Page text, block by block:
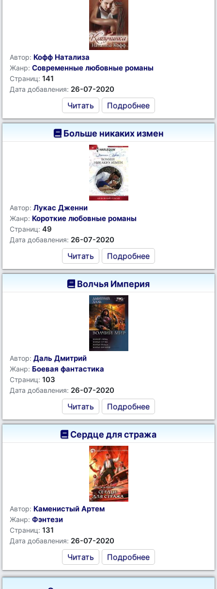
Автор: Кофф Натализа
Жанр: Современные любовные романы
Страниц: 141
Дата добавления: 26-07-2020
Читать Подробнее
Больше никаких измен
Автор: Лукас Дженни
Жанр: Короткие любовные романы
Страниц: 49
Дата добавления: 26-07-2020
Читать Подробнее
Волчья Империя
Автор: Даль Дмитрий
Жанр: Боевая фантастика
Страниц: 103
Дата добавления: 26-07-2020
Читать Подробнее
Сердце для стража
Автор: Каменистый Артем
Жанр: Фэнтези
Страниц: 131
Дата добавления: 26-07-2020
Читать Подробнее